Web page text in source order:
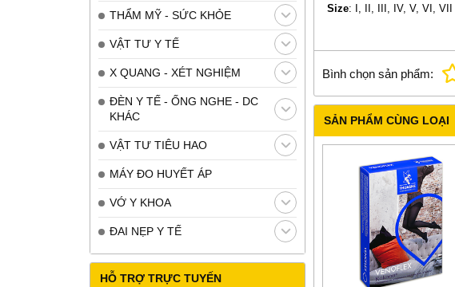
THẨM MỸ - SỨC KHỎE
VẬT TƯ Y TẾ
X QUANG - XÉT NGHIỆM
ĐÈN Y TẾ - ỐNG NGHE - DC
KHÁC
VẬT TƯ TIÊU HAO
MÁY ĐO HUYẾT ÁP
VỚ Y KHOA
ĐAI NẸP Y TẾ
HỖ TRỢ TRỰC TUYẾN
Size: I, II, III, IV, V, VI, VII
Bình chọn sản phẩm:
SẢN PHẨM CÙNG LOẠI